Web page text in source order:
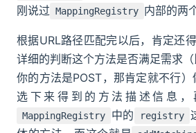
刚说过 MappingRegistry 内部的两
根据URL路径匹配完以后，肯定还
详细的判断这个方法是否满足需求（
你的方法是POST，那肯定就不行
选下来得到的方法描述信息
MappingRegistry 中的 registry